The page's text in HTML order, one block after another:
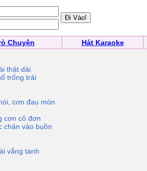
Chuyện Hát Karaoke
thật dài
trống trải
cơn đau mòn
cơn cô đơn
chân vào buồn
vắng tanh